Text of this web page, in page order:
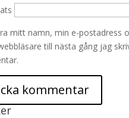
mitt namn, min e-postadress
till nästa gång jag